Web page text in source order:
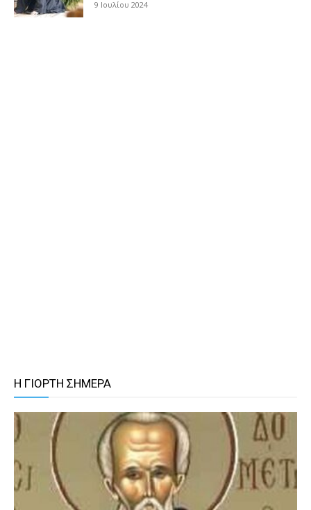
9 Ιουλίου 2024
Η ΓΙΟΡΤΗ ΣΗΜΕΡΑ